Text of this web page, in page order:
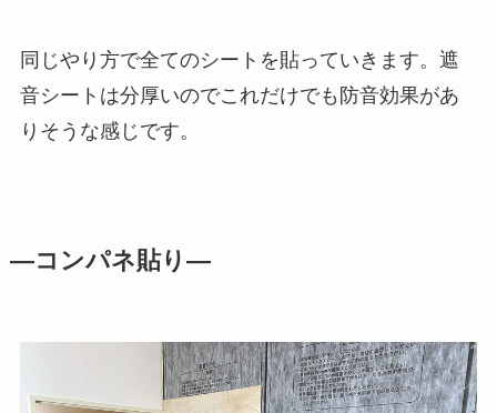
同じやり方で全てのシートを貼っていきます。遮
音シートは分厚いのでこれだけでも防音効果があ
りそうな感じです。
―コンパネ貼り―